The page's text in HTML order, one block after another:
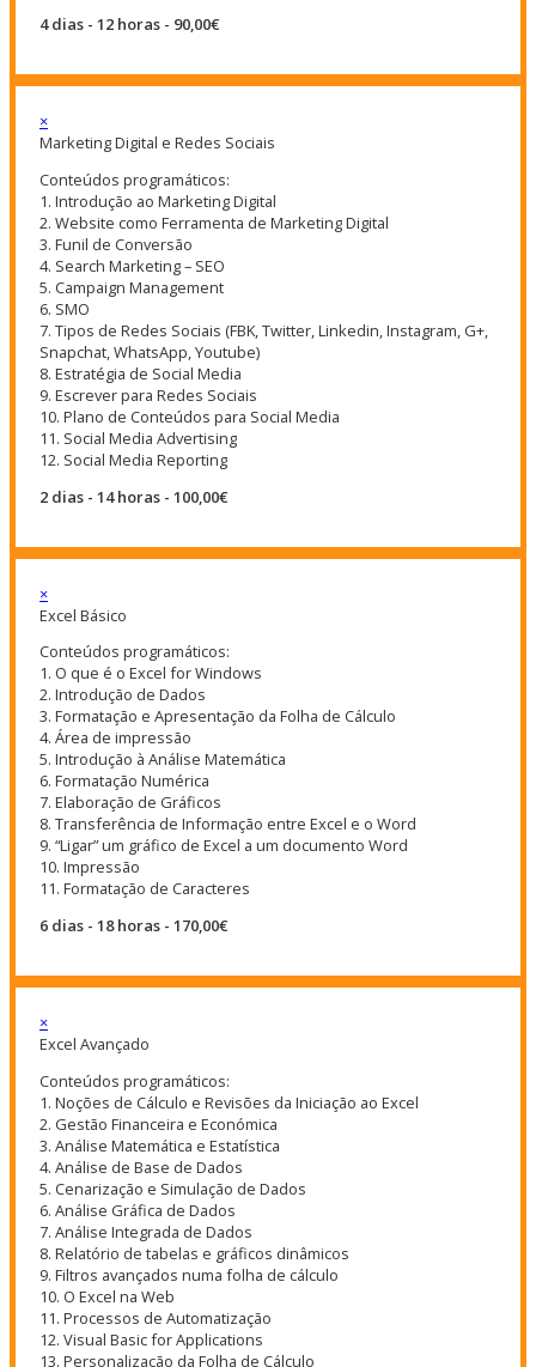
4 dias - 12 horas - 90,00€
×
Marketing Digital e Redes Sociais
Conteúdos programáticos:
1. Introdução ao Marketing Digital
2. Website como Ferramenta de Marketing Digital
3. Funil de Conversão
4. Search Marketing – SEO
5. Campaign Management
6. SMO
7. Tipos de Redes Sociais (FBK, Twitter, Linkedin, Instagram, G+,
Snapchat, WhatsApp, Youtube)
8. Estratégia de Social Media
9. Escrever para Redes Sociais
10. Plano de Conteúdos para Social Media
11. Social Media Advertising
12. Social Media Reporting
2 dias - 14 horas - 100,00€
×
Excel Básico
Conteúdos programáticos:
1. O que é o Excel for Windows
2. Introdução de Dados
3. Formatação e Apresentação da Folha de Cálculo
4. Área de impressão
5. Introdução à Análise Matemática
6. Formatação Numérica
7. Elaboração de Gráficos
8. Transferência de Informação entre Excel e o Word
9. “Ligar” um gráfico de Excel a um documento Word
10. Impressão
11. Formatação de Caracteres
6 dias - 18 horas - 170,00€
×
Excel Avançado
Conteúdos programáticos:
1. Noções de Cálculo e Revisões da Iniciação ao Excel
2. Gestão Financeira e Económica
3. Análise Matemática e Estatística
4. Análise de Base de Dados
5. Cenarização e Simulação de Dados
6. Análise Gráfica de Dados
7. Análise Integrada de Dados
8. Relatório de tabelas e gráficos dinâmicos
9. Filtros avançados numa folha de cálculo
10. O Excel na Web
11. Processos de Automatização
12. Visual Basic for Applications
13. Personalização da Folha de Cálculo